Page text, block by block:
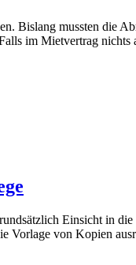
Bislang mussten die
im Mietvertrag
Einsicht in
Vorlage von Kopien